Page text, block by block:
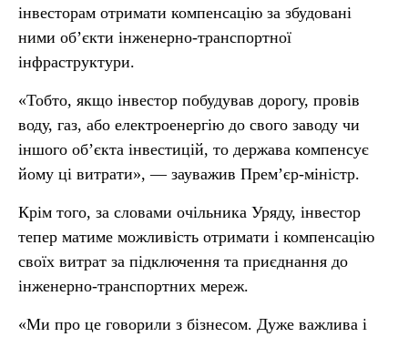
інвесторам отримати компенсацію за збудовані
ними об’єкти інженерно-транспортної
інфраструктури.
«Тобто, якщо інвестор побудував дорогу, провів
воду, газ, або електроенергію до свого заводу чи
іншого об’єкта інвестицій, то держава компенсує
йому ці витрати», — зауважив Прем’єр-міністр.
Крім того, за словами очільника Уряду, інвестор
тепер матиме можливість отримати і компенсацію
своїх витрат за підключення та приєднання до
інженерно-транспортних мереж.
«Ми про це говорили з бізнесом. Дуже важлива і